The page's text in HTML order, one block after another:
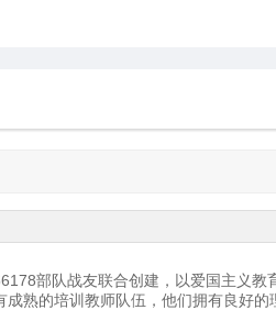
部队战友联合创建，以爱国主义
熟的培训教师队伍，他们拥有良好